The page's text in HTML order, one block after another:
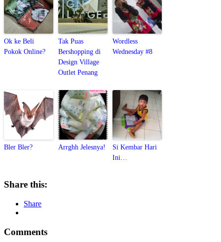
Ok ke Beli
Pokok Online?
Tak Puas
Bershopping di
Design Village
Outlet Penang
Wordless
Wednesday #8
Bler Bler? Arrghh Jelesnya!
Si Kembar Hari
Ini…
Share this:
Share
Comments